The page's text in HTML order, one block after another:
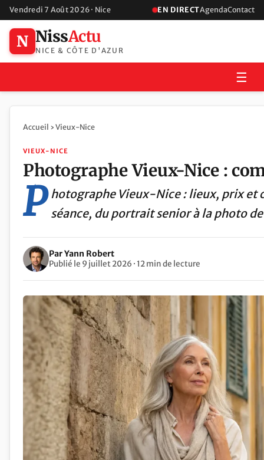
Vendredi 7 Août 2026 · Nice EN DIRECTAgendaContact
N NissActu
NICE & CÔTE D'AZUR
☰
Accueil › Vieux-Nice
VIEUX-NICE
Photographe Vieux-Nice :
P hotographe Vieux-Nice : lieux, prix et
séance, du portrait senior à la photo
Par Yann Robert
Publié le 9 juillet 2026 · 12 min de lecture